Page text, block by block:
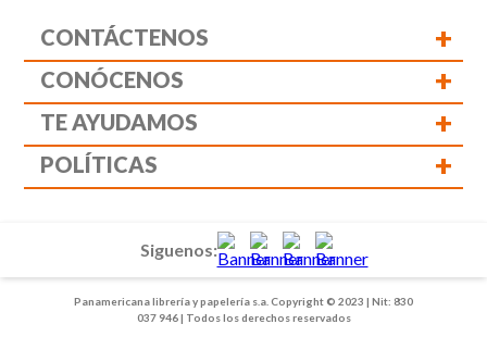
CONTÁCTENOS +
CONÓCENOS +
TE AYUDAMOS +
POLÍTICAS +
Panamericana librería y papelería s.a. Copyright © 2023 | Nit: 830
037 946 | Todos los derechos reservados
Siguenos: